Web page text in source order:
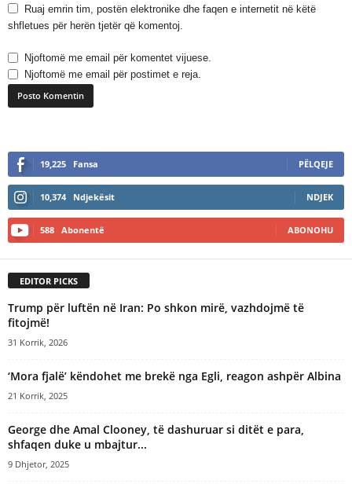
Ruaj emrin tim, postën elektronike dhe faqen e internetit në këtë
shfletues për herën tjetër që komentoj.
Njoftomë me email për komentet vijuese.
Njoftomë me email për postimet e reja.
:
19,225 Fansa PËLQEJE
10,374 Ndjekësit NDJEK
588 Abonentë ABONOHU
EDITOR PICKS
Trump për luftën në Iran: Po shkon mirë, vazhdojmë të
fitojmë!
31 Korrik, 2026
‘Mora fjalë’ këndohet me brekë nga Egli, reagon ashpër Albina
21 Korrik, 2025
George dhe Amal Clooney, të dashuruar si ditët e para,
shfaqen duke u mbajtur...
9 Dhjetor, 2025